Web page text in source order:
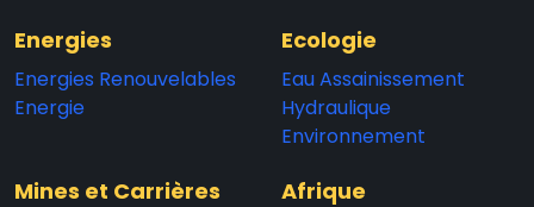
Energies
Energies Renouvelables
Energie
Ecologie
Eau Assainissement
Hydraulique
Environnement
Mines et Carrières Afrique